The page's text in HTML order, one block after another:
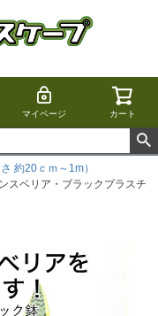
マイページ カート
約20ｃｍ～1m）
スベリア・ブラックプラスチ